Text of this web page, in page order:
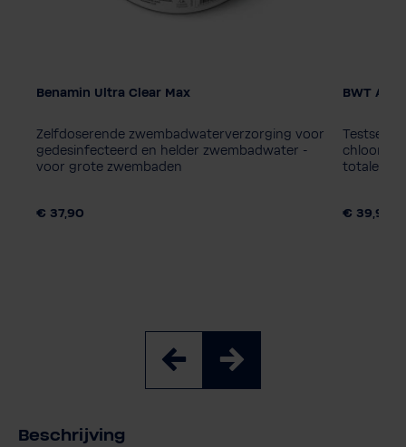
Verpakkingseenheid
Benamin Ultra Clear Max
Zelfdoserende zwembadwaterverzorging voor
gedesinfecteerd en helder zwembadwater -
voor grote zwembaden
€ 37,90
BWT
Testset
totale
€ 39,90
Beschrijving